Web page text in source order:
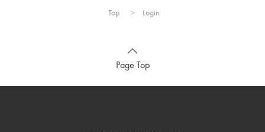
Top Login
Page Top